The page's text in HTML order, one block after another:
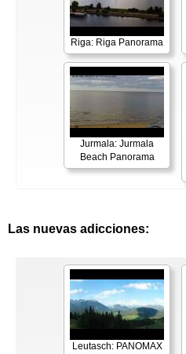
Riga: Riga Panorama
Jurmala: Jurmala
Beach Panorama
Las nuevas adicciones:
Leutasch: PANOMAX